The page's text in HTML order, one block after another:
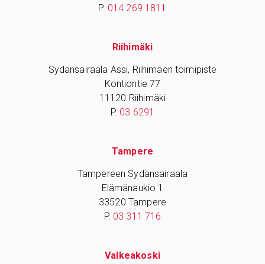
P. 014 269 1811
Riihimäki
Sydänsairaala Assi, Riihimäen toimipiste
Kontiontie 77
11120 Riihimäki
P. 03 6291
Tampere
Tampereen Sydänsairaala
Elämänaukio 1
33520 Tampere
P. 03 311 716
Valkeakoski